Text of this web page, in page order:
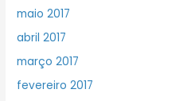
maio 2017
abril 2017
março 2017
fevereiro 2017